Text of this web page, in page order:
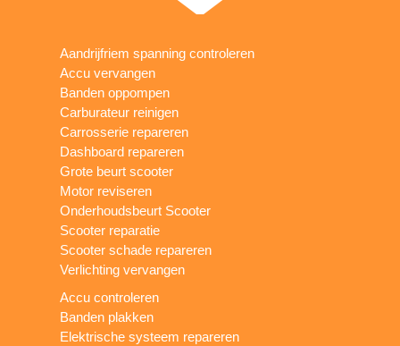
Aandrijfriem spanning controleren
Accu vervangen
Banden oppompen
Carburateur reinigen
Carrosserie repareren
Dashboard repareren
Grote beurt scooter
Motor reviseren
Onderhoudsbeurt Scooter
Scooter reparatie
Scooter schade repareren
Verlichting vervangen
Accu controleren
Banden plakken
Elektrische systeem repareren